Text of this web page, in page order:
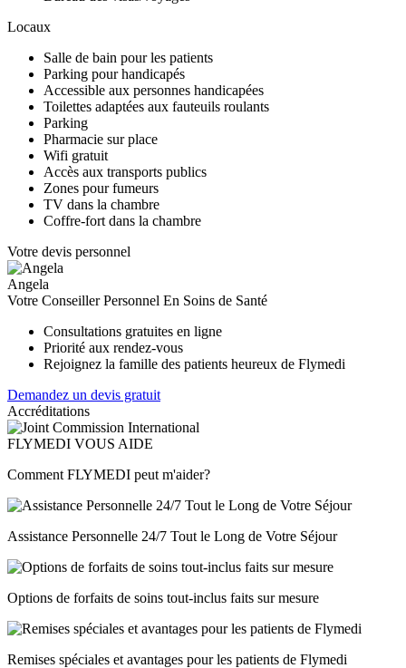
Locaux
Salle de bain pour les patients
Parking pour handicapés
Accessible aux personnes handicapées
Toilettes adaptées aux fauteuils roulants
Parking
Pharmacie sur place
Wifi gratuit
Accès aux transports publics
Zones pour fumeurs
TV dans la chambre
Coffre-fort dans la chambre
Votre devis personnel
Angela
Votre Conseiller Personnel En Soins de Santé
Consultations gratuites en ligne
Priorité aux rendez-vous
Rejoignez la famille des patients heureux de Flymedi
Demandez un devis gratuit
Accréditations
FLYMEDI VOUS AIDE
Comment FLYMEDI peut m'aider?
Assistance Personnelle 24/7 Tout le Long de Votre Séjour
Options de forfaits de soins tout-inclus faits sur mesure
Remises spéciales et avantages pour les patients de Flymedi